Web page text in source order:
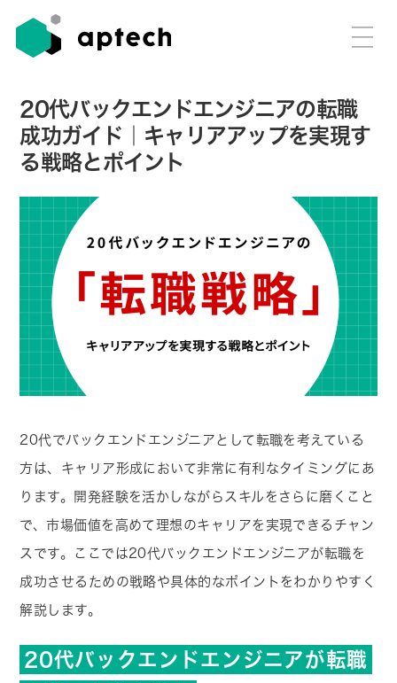
20代バックエンドエンジニアの転職
成功ガイド｜キャリアアップを実現す
る戦略とポイント
20代でバックエンドエンジニアとして転職を考えている
方は、キャリア形成において非常に有利なタイミングにあ
ります。開発経験を活かしながらスキルをさらに磨くこと
で、市場価値を高めて理想のキャリアを実現できるチャン
スです。ここでは20代バックエンドエンジニアが転職を
成功させるための戦略や具体的なポイントをわかりやすく
解説します。
20代バックエンドエンジニアが転職